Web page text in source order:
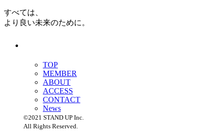
すべては、
より良い未来のために。
TOP
MEMBER
ABOUT
ACCESS
CONTACT
News
©2021 STAND UP Inc.
All Rights Reserved.